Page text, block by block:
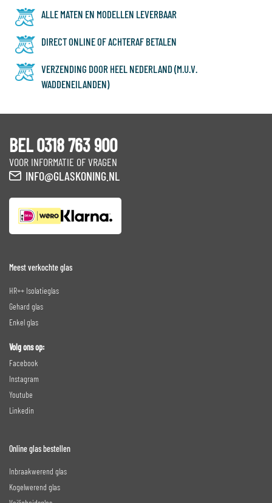
ALLE MATEN EN MODELLEN LEVERBAAR
DIRECT ONLINE OF ACHTERAF BETALEN
VERZENDING DOOR HEEL NEDERLAND (M.U.V.
WADDENEILANDEN)
BEL 0318 763 900
VOOR INFORMATIE OF VRAGEN
INFO@GLASKONING.NL
Meest verkochte glas
HR++ Isolatieglas
Gehard glas
Enkel glas
Volg ons op:
Facebook
Instagram
Youtube
Linkedin
Online glas bestellen
Inbraakwerend glas
Kogelwerend glas